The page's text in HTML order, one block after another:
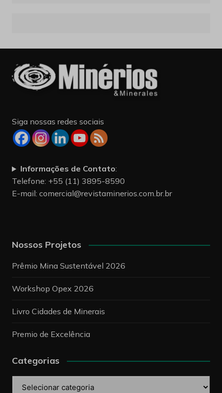
Siga nossas redes sociais
Informações de Contato:
Telefone: +55 (11) 3895-8590
E-mail: comercial@revistaminerios.com.br.br
Nossos Projetos
Prêmio Mina Sustentável 2026
Workshop Opex 2026
Livro Cidades de Minerais
Premio de Excelência
Categorias